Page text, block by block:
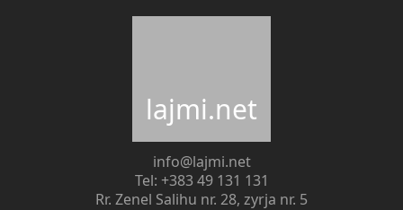
lajmi.net
info@lajmi.net
Tel: +383 49 131 131
Rr. Zenel Salihu nr. 28, zyrja nr. 5